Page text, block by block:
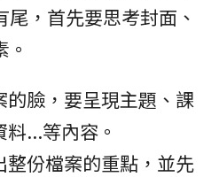
，首先要思考封面、
的臉，要呈現主題、課
...等內容。
整份檔案的重點，並先